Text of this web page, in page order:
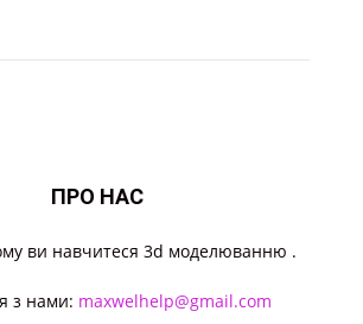
ПРО НАС
ви навчитеся 3d моделюванню .
з нами: maxwelhelp@gmail.com